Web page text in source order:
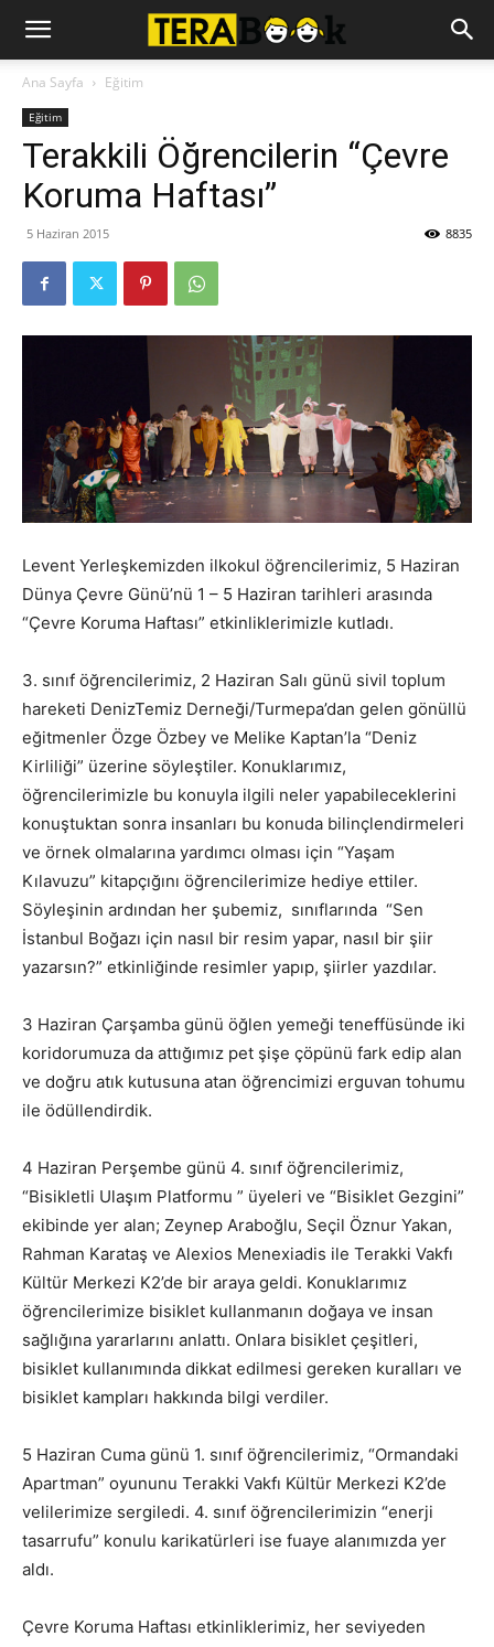
Ana Sayfa Eğitim
Eğitim
Terakkili Öğrencilerin “Çevre
Koruma Haftası”
5 Haziran 2015 8835
Levent Yerleşkemizden ilkokul öğrencilerimiz, 5 Haziran
Dünya Çevre Günü’nü 1 – 5 Haziran tarihleri arasında
“Çevre Koruma Haftası” etkinliklerimizle kutladı.
3. sınıf öğrencilerimiz, 2 Haziran Salı günü sivil toplum
hareketi DenizTemiz Derneği/Turmepa’dan gelen gönüllü
eğitmenler Özge Özbey ve Melike Kaptan’la “Deniz
Kirliliği” üzerine söyleştiler. Konuklarımız,
öğrencilerimizle bu konuyla ilgili neler yapabileceklerini
konuştuktan sonra insanları bu konuda bilinçlendirmeleri
ve örnek olmalarına yardımcı olması için “Yaşam
Kılavuzu” kitapçığını öğrencilerimize hediye ettiler.
Söyleşinin ardından her şubemiz, sınıflarında “Sen
İstanbul Boğazı için nasıl bir resim yapar, nasıl bir şiir
yazarsın?” etkinliğinde resimler yapıp, şiirler yazdılar.
3 Haziran Çarşamba günü öğlen yemeği teneffüsünde iki
koridorumuza da attığımız pet şişe çöpünü fark edip alan
ve doğru atık kutusuna atan öğrencimizi erguvan tohumu
ile ödüllendirdik.
4 Haziran Perşembe günü 4. sınıf öğrencilerimiz,
“Bisikletli Ulaşım Platformu ” üyeleri ve “Bisiklet Gezgini”
ekibinde yer alan; Zeynep Araboğlu, Seçil Öznur Yakan,
Rahman Karataş ve Alexios Menexiadis ile Terakki Vakfı
Kültür Merkezi K2’de bir araya geldi. Konuklarımız
öğrencilerimize bisiklet kullanmanın doğaya ve insan
sağlığına yararlarını anlattı. Onlara bisiklet çeşitleri,
bisiklet kullanımında dikkat edilmesi gereken kuralları ve
bisiklet kampları hakkında bilgi verdiler.
5 Haziran Cuma günü 1. sınıf öğrencilerimiz, “Ormandaki
Apartman” oyununu Terakki Vakfı Kültür Merkezi K2’de
velilerimize sergiledi. 4. sınıf öğrencilerimizin “enerji
tasarrufu” konulu karikatürleri ise fuaye alanımızda yer
aldı.
Çevre Koruma Haftası etkinliklerimiz, her seviyeden